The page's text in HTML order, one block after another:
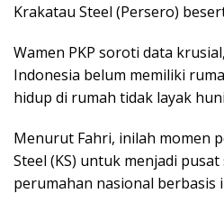
Krakatau Steel (Persero)
Wamen PKP soroti data
Indonesia belum memiliki
hidup di rumah tidak layak
Menurut Fahri, inilah momen
Steel (KS) untuk menjadi
perumahan nasional berbasis